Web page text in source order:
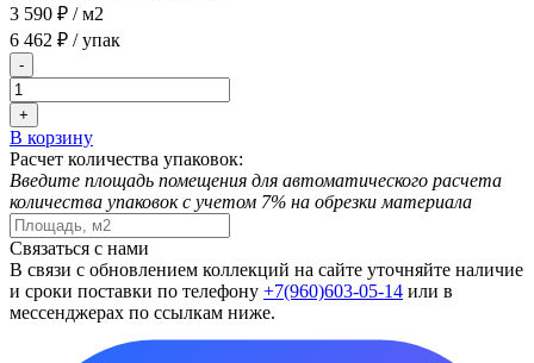
3 590 ₽ / м2
6 462 ₽ / упак
-
+
В корзину
Расчет количества упаковок:
Введите площадь помещения для автоматического расчета
количества упаковок с учетом 7% на обрезки материала
Связаться с нами
В связи с обновлением коллекций на сайте уточняйте наличие
и сроки поставки по телефону +7(960)603-05-14 или в
мессенджерах по ссылкам ниже.